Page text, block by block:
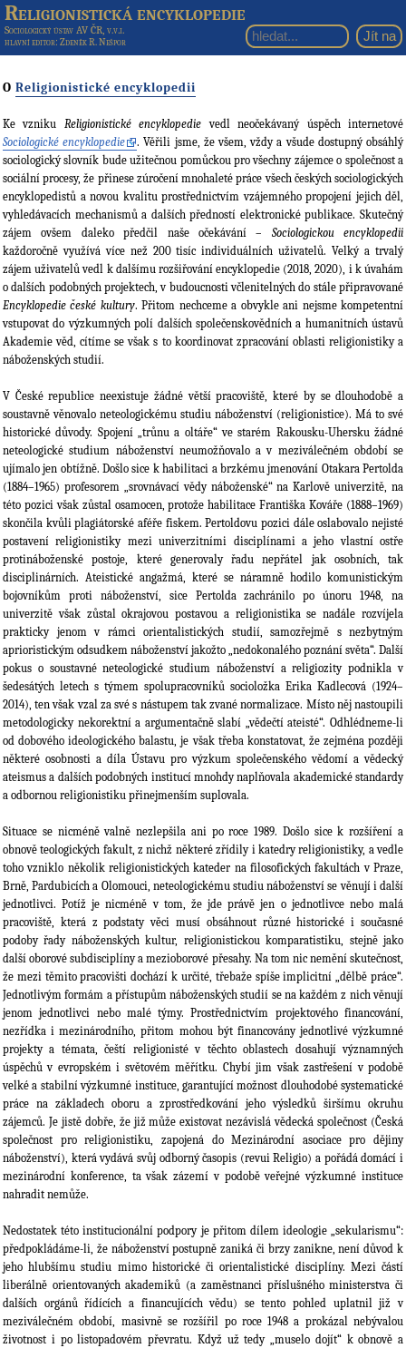
Religionistická encyklopedie
Sociologický ústav AV ČR, v.v.i.
hlavní editor: Zdeněk R. Nešpor
O Religionistické encyklopedii
Ke vzniku Religionistické encyklopedie vedl neočekávaný úspěch internetové
Sociologické encyklopedie
. Věřili jsme, že všem, vždy a všude dostupný obsáhlý
sociologický slovník bude užitečnou pomůckou pro všechny zájemce o společnost a
sociální procesy, že přinese zúročení mnohaleté práce všech českých sociologických
encyklopedistů a novou kvalitu prostřednictvím vzájemného propojení jejich děl,
vyhledávacích mechanismů a dalších předností elektronické publikace. Skutečný
zájem ovšem daleko předčil naše očekávání – Sociologickou encyklopedii
každoročně využívá více než 200 tisíc individuálních uživatelů. Velký a trvalý
zájem uživatelů vedl k dalšímu rozšiřování encyklopedie (2018, 2020), i k úvahám
o dalších podobných projektech, v budoucnosti včlenitelných do stále připravované
Encyklopedie české kultury. Přitom nechceme a obvykle ani nejsme kompetentní
vstupovat do výzkumných polí dalších společenskovědních a humanitních ústavů
Akademie věd, cítíme se však s to koordinovat zpracování oblasti religionistiky a
náboženských studií.
V České republice neexistuje žádné větší pracoviště, které by se dlouhodobě a
soustavně věnovalo neteologickému studiu náboženství (religionistice). Má to své
historické důvody. Spojení „trůnu a oltáře“ ve starém Rakousku-Uhersku žádné
neteologické studium náboženství neumožňovalo a v meziválečném období se
ujímalo jen obtížně. Došlo sice k habilitaci a brzkému jmenování Otakara Pertolda
(1884–1965) profesorem „srovnávací vědy náboženské“ na Karlově univerzitě, na
této pozici však zůstal osamocen, protože habilitace Františka Kováře (1888–1969)
skončila kvůli plagiátorské aféře fiskem. Pertoldovu pozici dále oslabovalo nejisté
postavení religionistiky mezi univerzitními disciplínami a jeho vlastní ostře
protináboženské postoje, které generovaly řadu nepřátel jak osobních, tak
disciplinárních. Ateistické angažmá, které se náramně hodilo komunistickým
bojovníkům proti náboženství, sice Pertolda zachránilo po únoru 1948, na
univerzitě však zůstal okrajovou postavou a religionistika se nadále rozvíjela
prakticky jenom v rámci orientalistických studií, samozřejmě s nezbytným
aprioristickým odsudkem náboženství jakožto „nedokonalého poznání světa“. Další
pokus o soustavné neteologické studium náboženství a religiozity podnikla v
šedesátých letech s týmem spolupracovníků socioložka Erika Kadlecová (1924–
2014), ten však vzal za své s nástupem tak zvané normalizace. Místo něj nastoupili
metodologicky nekorektní a argumentačně slabí „vědečtí ateisté“. Odhlédneme-li
od dobového ideologického balastu, je však třeba konstatovat, že zejména později
některé osobnosti a díla Ústavu pro výzkum společenského vědomí a vědecký
ateismus a dalších podobných institucí mnohdy naplňovala akademické standardy
a odbornou religionistiku přinejmenším suplovala.
Situace se nicméně valně nezlepšila ani po roce 1989. Došlo sice k rozšíření a
obnově teologických fakult, z nichž některé zřídily i katedry religionistiky, a vedle
toho vzniklo několik religionistických kateder na filosofických fakultách v Praze,
Brně, Pardubicích a Olomouci, neteologickému studiu náboženství se věnují i další
jednotlivci. Potíž je nicméně v tom, že jde právě jen o jednotlivce nebo malá
pracoviště, která z podstaty věci musí obsáhnout různé historické i současné
podoby řady náboženských kultur, religionistickou komparatistiku, stejně jako
další oborové subdisciplíny a mezioborové přesahy. Na tom nic nemění skutečnost,
že mezi těmito pracovišti dochází k určité, třebaže spíše implicitní „dělbě práce“.
Jednotlivým formám a přístupům náboženských studií se na každém z nich věnují
jenom jednotlivci nebo malé týmy. Prostřednictvím projektového financování,
nezřídka i mezinárodního, přitom mohou být financovány jednotlivé výzkumné
projekty a témata, čeští religionisté v těchto oblastech dosahují významných
úspěchů v evropském i světovém měřítku. Chybí jim však zastřešení v podobě
velké a stabilní výzkumné instituce, garantující možnost dlouhodobé systematické
práce na základech oboru a zprostředkování jeho výsledků širšímu okruhu
zájemců. Je jistě dobře, že již může existovat nezávislá vědecká společnost (Česká
společnost pro religionistiku, zapojená do Mezinárodní asociace pro dějiny
náboženství), která vydává svůj odborný časopis (revui Religio) a pořádá domácí i
mezinárodní konference, ta však zázemí v podobě veřejné výzkumné instituce
nahradit nemůže.
Nedostatek této institucionální podpory je přitom dílem ideologie „sekularismu“:
předpokládáme-li, že náboženství postupně zaniká či brzy zanikne, není důvod k
jeho hlubšímu studiu mimo historické či orientalistické disciplíny. Mezi částí
liberálně orientovaných akademiků (a zaměstnanci příslušného ministerstva či
dalších orgánů řídících a financujících vědu) se tento pohled uplatnil již v
meziválečném období, masivně se rozšířil po roce 1948 a prokázal nebývalou
životnost i po listopadovém převratu. Když už tedy „muselo dojít“ k obnově a